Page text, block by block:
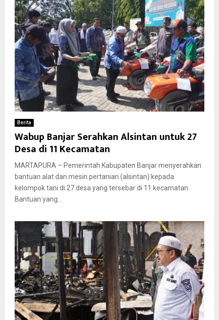
Berita
Wabup Banjar Serahkan Alsintan untuk 27
Desa di 11 Kecamatan
MARTAPURA – Pemerintah Kabupaten Banjar menyerahkan
bantuan alat dan mesin pertanian (alsintan) kepada
kelompok tani di 27 desa yang tersebar di 11 kecamatan.
Bantuan yang...